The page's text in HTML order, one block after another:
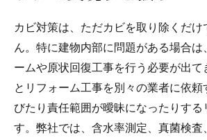
カビ対策は、ただカビを取り除くだけ
ん。特に建物内部に問題がある場合は
ームや原状回復工事を行う必要が出て
とリフォーム工事を別々の業者に依頼
びたり責任範囲が曖昧になったりする
す。弊社では、含水率測定、真菌検査